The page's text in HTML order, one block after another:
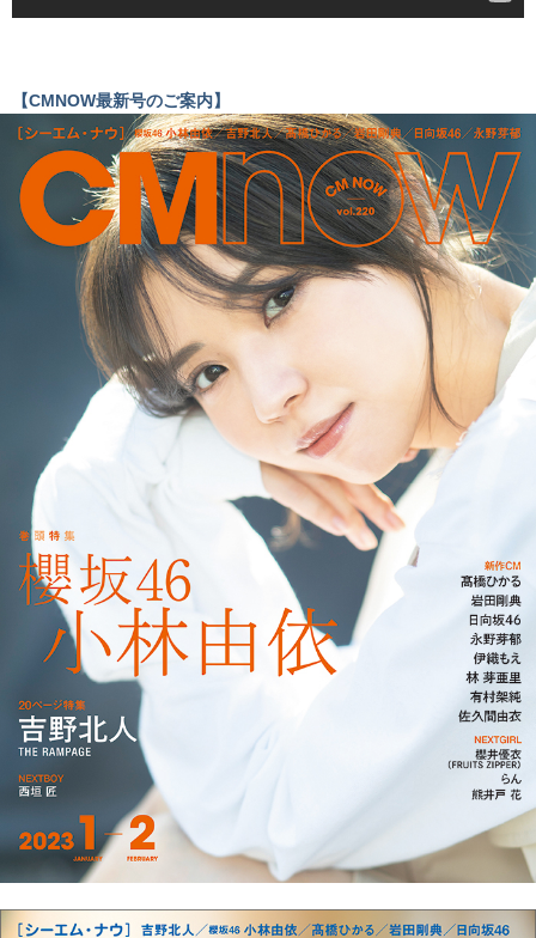
【CMNOW最新号のご案内】